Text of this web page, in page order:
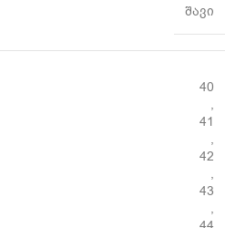
შავი
40
,
41
,
42
,
43
,